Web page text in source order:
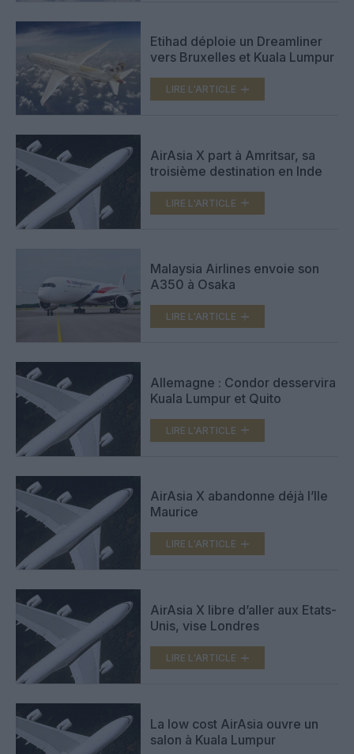
Etihad déploie un Dreamliner
vers Bruxelles et Kuala Lumpur
LIRE L'ARTICLE
AirAsia X part à Amritsar, sa
troisième destination en Inde
LIRE L'ARTICLE
Malaysia Airlines envoie son
A350 à Osaka
LIRE L'ARTICLE
Allemagne : Condor desservira
Kuala Lumpur et Quito
LIRE L'ARTICLE
AirAsia X abandonne déjà l’Ile
Maurice
LIRE L'ARTICLE
AirAsia X libre d’aller aux Etats-
Unis, vise Londres
LIRE L'ARTICLE
La low cost AirAsia ouvre un
salon à Kuala Lumpur